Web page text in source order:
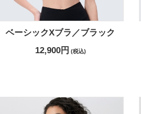
ベーシックXブラ／ブラック
12,900円 (税込)